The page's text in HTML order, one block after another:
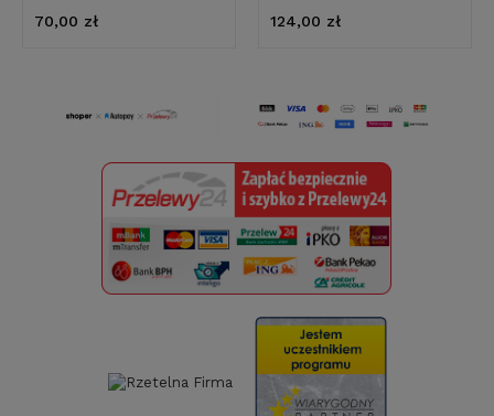
70,00 zł 124,00 zł